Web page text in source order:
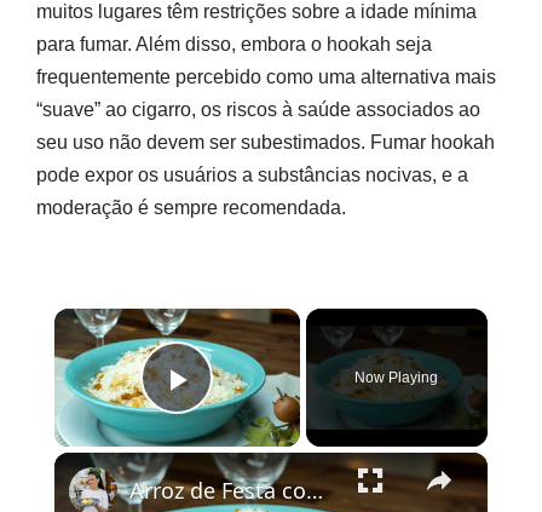
muitos lugares têm restrições sobre a idade mínima
para fumar. Além disso, embora o hookah seja
frequentemente percebido como uma alternativa mais
“suave” ao cigarro, os riscos à saúde associados ao
seu uso não devem ser subestimados. Fumar hookah
pode expor os usuários a substâncias nocivas, e a
moderação é sempre recomendada.
×
Play Video
Now Playing
×
Arroz de Festa com Sultanas e Amêndoas: Soltinho e Crocante